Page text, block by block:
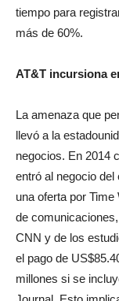
tiempo para
más de 60%.
AT&T incursiona
La amenaza que
llevó a la
negocios. En 2014
entró al negocio
una oferta por
de
CNN y de los
el pago de
millones si se